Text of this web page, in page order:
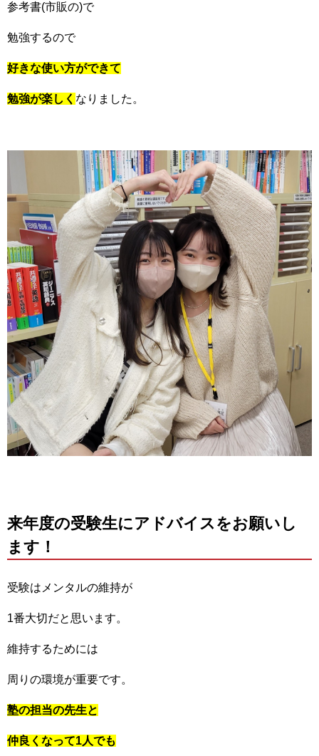
参考書(市販の)で
勉強するので
好きな使い方ができて
勉強が楽しく なりました。
来年度の受験生にアドバイスをお願いし
ます！
受験はメンタルの維持が
1番大切だと思います。
維持するためには
周りの環境が重要です。
塾の担当の先生と
仲良くなって1人でも